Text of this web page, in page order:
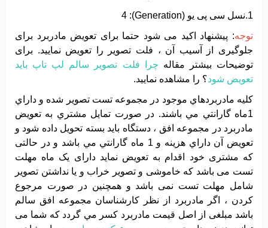
1.نسل سی پی یو (Generation): 4
توجه: پیشنهاد اکید می شود حتما برای تعویض مادربرد برای
جلوگیری از آسیب آن ، فلت تصویر را تعویض نمایید. برای
توضیحات بیشتر مقاله چرا فلت تصویر سالم لپ تاپ باید
تعویض شود؟ را مشاهده نمایید.
کليه مادربردهاي موجود در مجموعه تست تصوير شده و داراي
1ماه گارانتي مي باشند. در صورت تمايل مشتري به تعويض
مادربرد در مجموعه افق ، دستگاه بايد بسته تحويل داده شود و
تعويض آن داراي هزينه و 1 ماه گارانتي مي باشد و در حالتی
که مشتری خود اقدام به تعویض نماید دارای یک ماه مهلت
تست می باشد که خاموشی و تصویر خراب و یا نداشتن تصویر
شامل مهلت تست نمی باشد و همچنین در صورت مرجوع
کردن ، اگر مادربرد از نظر کارشناسان مجموعه افق سالم
باشد مبلغی از اصل قیمت مادربرد کسر مي گردد که شما می